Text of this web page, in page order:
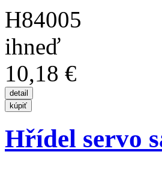
H84005
ihneď
10,18 €
Hřídel servo